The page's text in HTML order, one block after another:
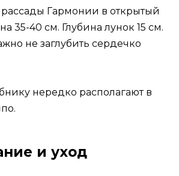
Гармонии в открытый
35-40 см. Глубина лунок 15 см.
не заглубить сердечко
нередко располагают в
и уход